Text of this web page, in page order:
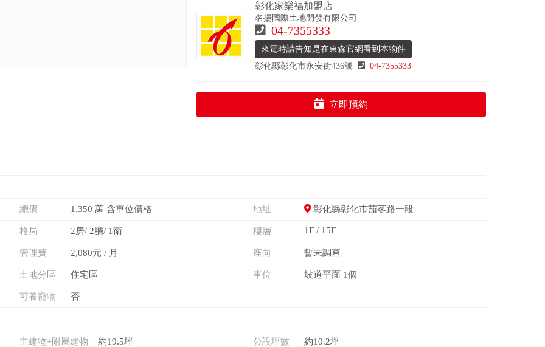
彰化家樂福加盟店
名揚國際土地開發有限公司
04-7355333
來電時請告知是在東森官網看到本物件
彰化縣彰化市永安街436號
04-7355333
立即預約
總價 1,350 萬 含車位價格 地址 彰化縣彰化市茄苳路一段
格局 2房/ 2廳/ 1衛 樓層 1F / 15F
管理費 2,080元 / 月 座向 暫未調查
土地分區 住宅區 車位 坡道平面 1個
可養寵物 否
主建物+附屬建物 約19.5坪 公設坪數 約10.2坪